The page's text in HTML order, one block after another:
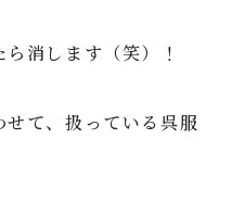
消します（笑）！
て、扱っている呉服